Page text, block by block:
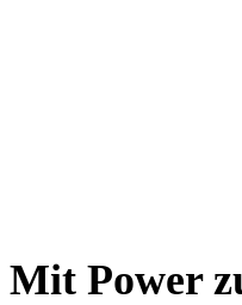
Mit Power